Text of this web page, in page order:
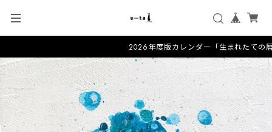
2026年度版カレンダー「生まれたての暦